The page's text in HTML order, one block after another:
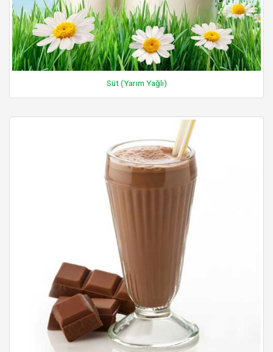
Süt (Yarım Yağlı)